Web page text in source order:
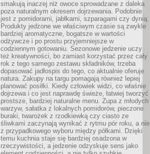
smakują inaczej niż owoce sprowadzane z daleka
poza naturalnym okresem dojrzewania. Podobnie
jest z pomidorami, jabłkami, szparagami czy dynią.
Produkty jedzone we właściwym czasie są zwykle
bardziej aromatyczne, bogatsze w wartości
odżywcze i po prostu przyjemniejsze w
codziennym gotowaniu. Sezonowe jedzenie uczy
też kreatywności, bo zamiast korzystać przez cały
rok z tego samego zestawu składników, trzeba
dopasować jadłospis do tego, co aktualnie oferuje
natura. Zakupy na targu pomagają również lepiej
planować posiłki. Kiedy człowiek widzi, co właśnie
dojrzewa i co jest naprawdę świeże, łatwiej tworzyć
prostsze, bardziej naturalne menu. Zupa z młodych
warzyw, sałatka z lokalnych pomidorów, pieczone
buraki, twarożek z rzodkiewką czy ciasto ze
śliwkami zaczynają wynikać z rytmu pór roku, a nie
z przypadkowego wyboru między półkami. Dzięki
temu kuchnia staje się bardziej osadzona w
rzeczywistości, a jedzenie odzyskuje sens jako